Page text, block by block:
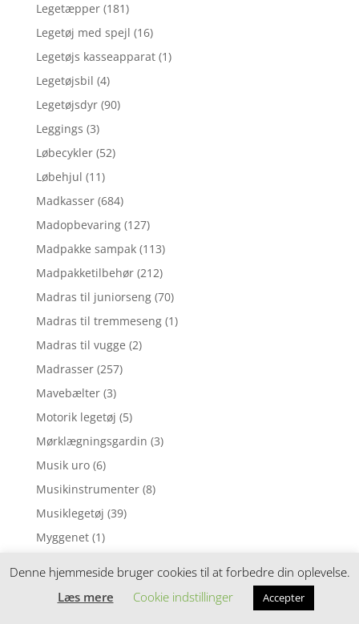
Legetæpper (181)
Legetøj med spejl (16)
Legetøjs kasseapparat (1)
Legetøjsbil (4)
Legetøjsdyr (90)
Leggings (3)
Løbecykler (52)
Løbehjul (11)
Madkasser (684)
Madopbevaring (127)
Madpakke sampak (113)
Madpakketilbehør (212)
Madras til juniorseng (70)
Madras til tremmeseng (1)
Madras til vugge (2)
Madrasser (257)
Mavebælter (3)
Motorik legetøj (5)
Mørklægningsgardin (3)
Musik uro (6)
Musikinstrumenter (8)
Musiklegetøj (39)
Myggenet (1)
Denne hjemmeside bruger cookies til at forbedre din oplevelse.
Læs mere
Cookie indstillinger Accepter